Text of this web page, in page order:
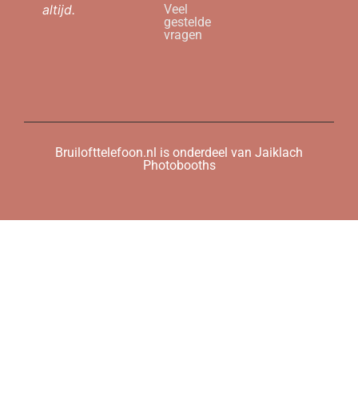
altijd.
Veel
gestelde
vragen
Bruilofttelefoon.nl is onderdeel van Jaiklach
Photobooths